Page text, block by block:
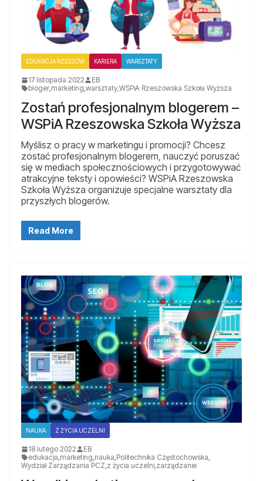
EDUKACJA RZESZÓW KARIERA WARSZTATY
17 listopada 2022
EB
bloger, marketing warsztaty WSPiA Rzeszowska Szkoła Wyższa
Zostań profesjonalnym blogerem –
WSPiA Rzeszowska Szkoła Wyższa
Myślisz o pracy w marketingu i promocji? Chcesz
zostać profesjonalnym blogerem, nauczyć poruszać
się w mediach społecznościowych i przygotowywać
atrakcyjne teksty i opowieści? WSPiA Rzeszowska
Szkoła Wyższa organizuje specjalne warsztaty dla
przyszłych blogerów.
Read More
NAUKA Z ŻYCIA UCZELNI
18 lutego 2022
EB
edukacja,marketing,nauka,Politechnika Częstochowska,
Wydział Zarządzania PCZ,z życia uczelni,zarządzanie